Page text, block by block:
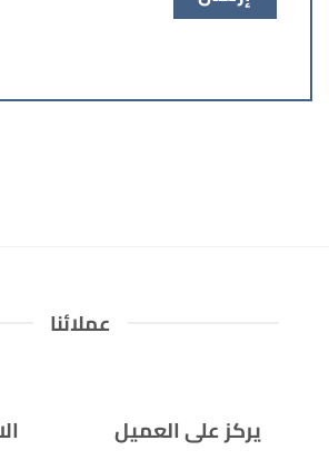
عملائنا
يركز على العميل